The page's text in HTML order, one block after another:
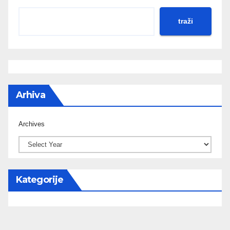
traži
Arhiva
Archives
Kategorije